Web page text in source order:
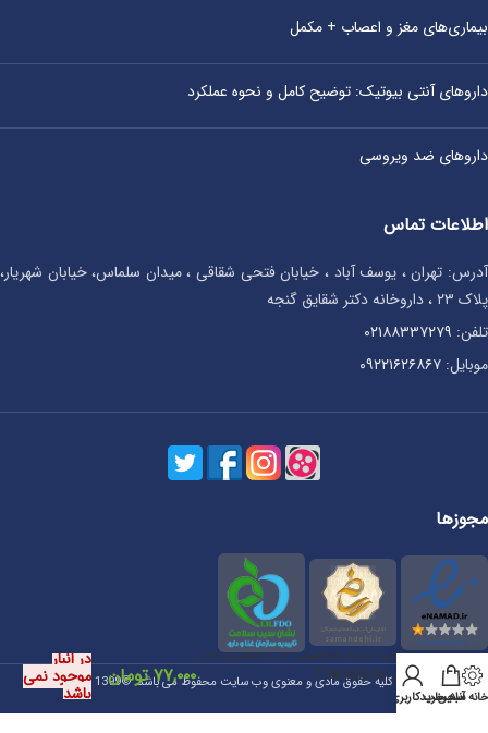
بیماری‌های مغز و اعصاب + مکمل
داروهای آنتی‌ بیوتیک: توضیح کامل و نحوه عملکرد
داروهای ضد ویروسی
اطلاعات تماس
آدرس: تهران ، یوسف آباد ، خیابان فتحی شقاقی ، میدان سلماس، خیابان شهریار،
پلاک ۲۳ ، داروخانه دکتر شقایق گنجه
تلفن: ۰۲۱۸۸۳۳۷۲۷۹
موبایل: ۰۹۲۲۱۶۲۶۸۶۷
مجوزها
کلیه حقوق مادی و معنوی وب سایت محفوظ می باشد. ©1399
آنلاین
سبد خرید
حساب کاربری من
چسب ضدحساسیت 2.5 سانتی 3M
مدل Transpore
۷۷,۰۰۰ تومان
در انبار
موجود نمی
باشد